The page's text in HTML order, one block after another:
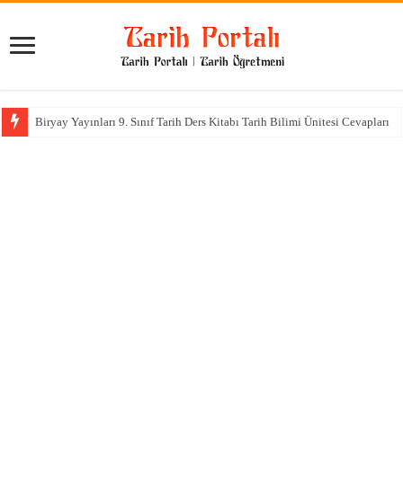
Biryay Yayınları 9. Sınıf Tarih Ders Kitabı Tarih Bilimi Ünitesi Cevapları